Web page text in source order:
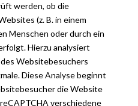
werden, ob die
(z. B. in einem
Menschen oder durch ein
Hierzu analysiert
Websitebesuchers
Diese Analyse beginnt
die Website
verschiedene